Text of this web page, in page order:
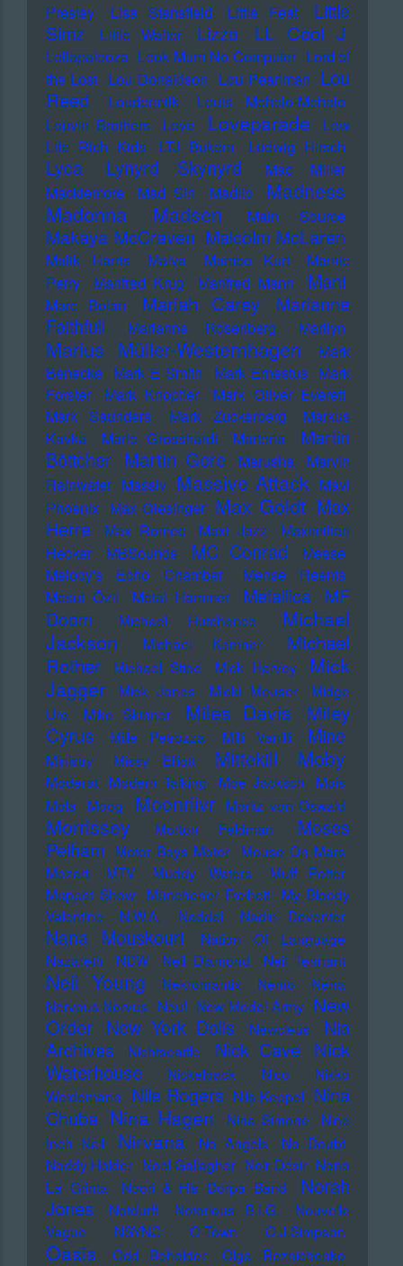
Presley
Lisa Stansfield Little Feat
Little
Simz
Little Walter Lizzo LL Cool J
Lollapalooza Look Mum No Computer Lord of
the Lost Lou Donaldson Lou Pearlman Lou
Reed
Loudermilk
Louis Moholo-Moholo
Louvin Brothers
Love Loveparade
Low
Life Rich Kids
LTJ Bukem Ludwig Hirsch
Lyca Lynyrd Skynyrd
Mac Miller
Macklemore
Mad Sin Madlib
Madness
Madonna
Madsen Main Source
Makaya McCraven Malcolm McLaren
Malik Harris Malva Mambo Kurt
Mamie
Perry
Manfred Krug Manfred Mann Mani
Marc Bolan Mariah Carey
Marianne
Faithfull
Marianne Rosenberg Marilyn
Marius Müller-Westernhagen
Mark
Benecke Mark E Smith Mark Ernestus Mark
Forster
Mark Knopfler
Mark Oliver Everett
Mark Saunders
Mark Zuckerberg
Markus
Kavka
Marlo Grosshardt Marteria
Martin
Böttcher Martin Gore Marusha
Marvin
Rainwater Massiv Massive Attack Mavi
Phoenix Max Giesinger Max Goldt Max
Herre
Max Romeo Maxi Jazz
Maximilian
Hecker
MBSounds MC Conrad
Meese
Melody's Echo Chamber
Mense Reents
Mesut Özil
Metal Hammer Metallica MF
Doom
Michael Hutchence
Michael
Jackson
Michael Kemner
Michael
Rother
Michael Stipe Mick Harvey
Mick
Jagger
Mick Jones Micki Meuser
Midge
Ure
Mike Skinner Miles Davis
Miley
Cyrus
Mille Petrozza Milli Vanilli Mine
Ministry Missy Elliott Mittekill Moby
Moderat Modern Talking Moe Jacksch
Mois
Mola
Moog Moonriivr Moritz von Oswald
Morrissey Morton Feldman
Moses
Pelham
Motor Boys Motor
Mouse On Mars
Mozart
MTV Muddy Waters
Muff Potter
Muppet Show
Münchener Freiheit
My Bloody
Valentine
N.W.A. Naddel Nadin Deventer
Nana Mouskouri
Nation Of Language
Nazareth
NDW Neil Diamond Neil Tennant
Neil Young Nekromantix Nemo
Nena
Nervous Norvus Neu! New Model Army New
Order New York Dolls Newcleus
Nia
Archives
Nichtseattle Nick Cave
Nick
Waterhouse
Nickelback Nico
Nikko
Weidemann Nile Rogers Nils Keppel Nina
Chuba Nina Hagen Nina Simone
Nine
Inch Nail
Nirvana No Angels
No Doubt
Noddy Holder Noel Gallagher Noir Désir Nono
La Grinta
Noori & His Dorpa Band
Norah
Jones
Notdurft Notorious B.I.G.
Nouvelle
Vague
NSYNC O-Town O.J.Simpson
Oasis Odd Beholder Olga Reznichenko